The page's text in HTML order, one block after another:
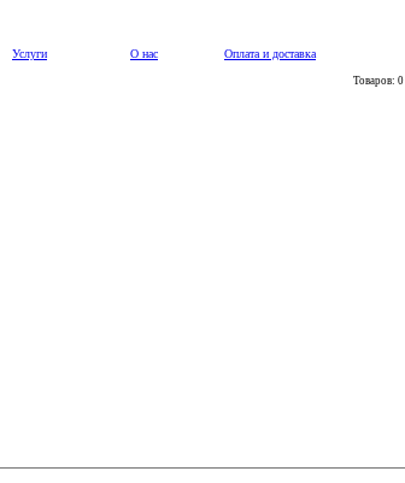
Услуги О нас Оплата и доставка
Товаров: 0